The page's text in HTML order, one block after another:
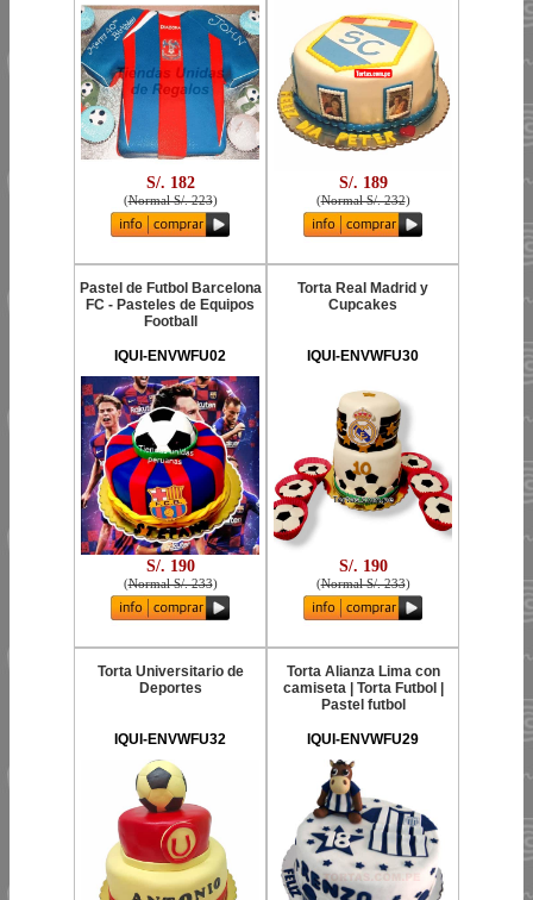
S/. 182
(Normal S/. 223)
S/. 189
(Normal S/. 232)
Pastel de Futbol Barcelona
FC - Pasteles de Equipos
Football
IQUI-ENVWFU02
S/. 190
(Normal S/. 233)
Torta Real Madrid y
Cupcakes
IQUI-ENVWFU30
S/. 190
(Normal S/. 233)
Torta Universitario de
Deportes
IQUI-ENVWFU32
Torta Alianza Lima con
camiseta | Torta Futbol |
Pastel futbol
IQUI-ENVWFU29